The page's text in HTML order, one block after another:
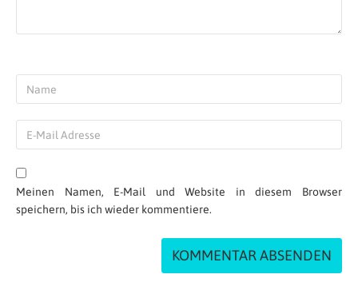
Meinen Namen, E-Mail und Website in diesem Browser
speichern, bis ich wieder kommentiere.